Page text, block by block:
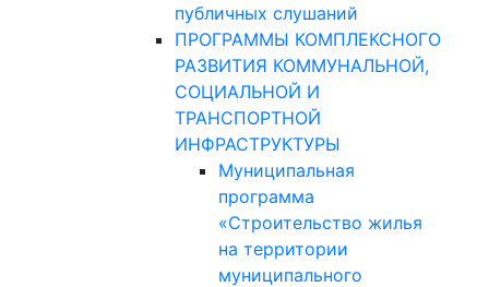
публичных слушаний
ПРОГРАММЫ КОМПЛЕКСНОГО
РАЗВИТИЯ КОММУНАЛЬНОЙ,
СОЦИАЛЬНОЙ И
ТРАНСПОРТНОЙ
ИНФРАСТРУКТУРЫ
Муниципальная
программа
«Строительство жилья
на территории
муниципального